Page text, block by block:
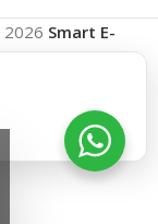
2026 Smart E-